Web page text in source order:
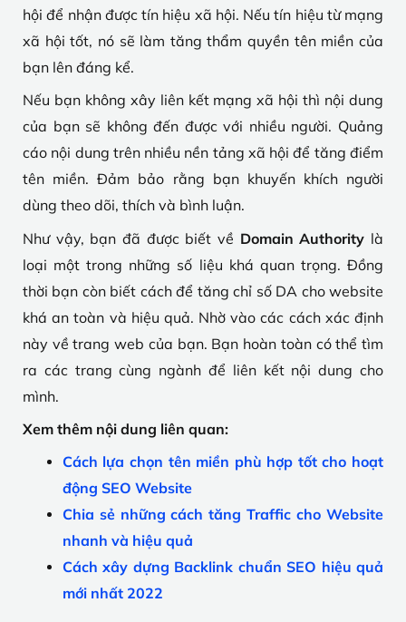
hội để nhận được tín hiệu xã hội. Nếu tín hiệu từ mạng
xã hội tốt, nó sẽ làm tăng thẩm quyền tên miền của
bạn lên đáng kể.
Nếu bạn không xây liên kết mạng xã hội thì nội dung
của bạn sẽ không đến được với nhiều người. Quảng
cáo nội dung trên nhiều nền tảng xã hội để tăng điểm
tên miền. Đảm bảo rằng bạn khuyến khích người
dùng theo dõi, thích và bình luận.
Như vậy, bạn đã được biết về Domain Authority là
loại một trong những số liệu khá quan trọng. Đồng
thời bạn còn biết cách để tăng chỉ số DA cho website
khá an toàn và hiệu quả. Nhờ vào các cách xác định
này về trang web của bạn. Bạn hoàn toàn có thể tìm
ra các trang cùng ngành để liên kết nội dung cho
mình.
Xem thêm nội dung liên quan:
Cách lựa chọn tên miền phù hợp tốt cho hoạt
động SEO Website
Chia sẻ những cách tăng Traffic cho Website
nhanh và hiệu quả
Cách xây dựng Backlink chuẩn SEO hiệu quả
mới nhất 2022